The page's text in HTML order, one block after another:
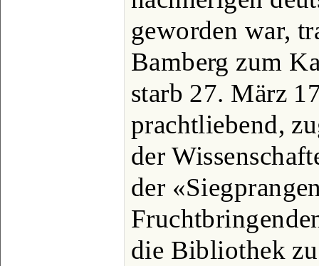
geworden war,
Bamberg zum
starb 27. März
prachtliebend,
der
der
die Bibliothek